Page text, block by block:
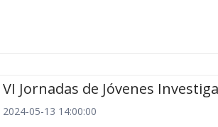
VI Jornadas de Jóvenes
2024-05-13 14:00:00